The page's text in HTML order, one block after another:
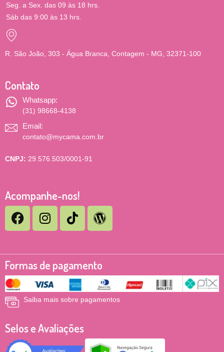
Seg. a Sex. das 09 às 18 hrs.
Sáb das 9:00 às 13 hrs.
R. São João, 303 - Água Branca, Contagem - MG, 32371-100
Contato
Whatsapp:
(31) 98668-4138
Email:
contato@mycama.com.br
CNPJ: 29.576.503/0001-91
Acompanhe-nos!
Formas de pagamento
Saiba mais sobre pagamentos
Selos e Avaliações